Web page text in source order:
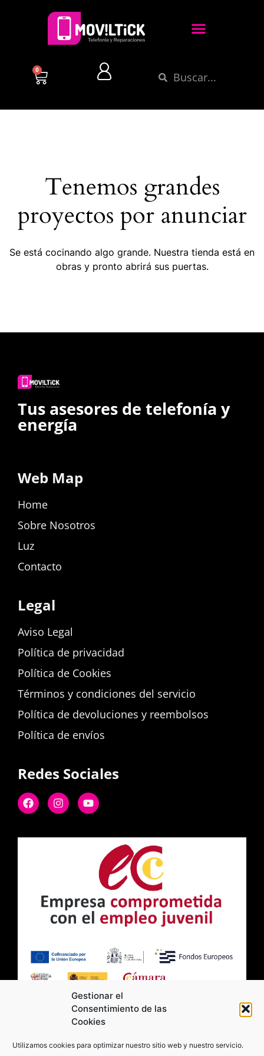
Gestionar el
Consentimiento de las
Cookies
Utilizamos cookies para optimizar nuestro sitio web y nuestro servicio.
0
Tenemos grandes
proyectos por anunciar
Se está cocinando algo grande. Nuestra tienda está en
obras y pronto abrirá sus puertas.
Tus asesores de telefonía y
energía
Web Map
Home
Sobre Nosotros
Luz
Contacto
Legal
Aviso Legal
Política de privacidad
Política de Cookies
Términos y condiciones del servicio
Política de devoluciones y reembolsos
Política de envíos
Redes Sociales
2026 Moviltick technologies. Todos los